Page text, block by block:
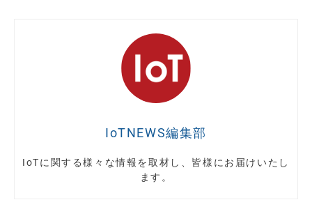
IoTNEWS編集部
IoTに関する様々な情報を取材し、皆様にお届けいたし
ます。